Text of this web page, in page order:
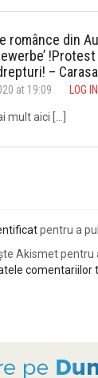
românce din
–
at 19:09 LOG
mult aici […]
pentru a
Akismet pentru
comentariilor